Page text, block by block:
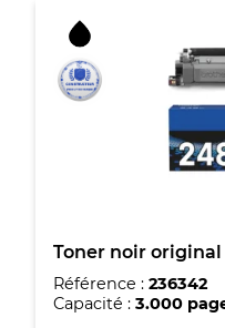
Toner noir
Référence : 236342
Capacité : 3.000